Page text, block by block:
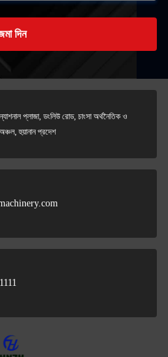
দিন
প্লাজা, ডংলিউ রোড, চাংসা অর্থনৈতিক ও
হুয়ানান প্রদেশ